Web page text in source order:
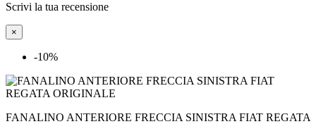
Scrivi la tua recensione
×
-10%
FANALINO ANTERIORE FRECCIA SINISTRA FIAT REGATA